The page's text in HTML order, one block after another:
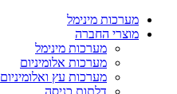
לתוכן
מערכות מינימל
מוצרי החברה
מערכות מינימל
מערכות אלומיניום
מערכות עץ ואלומיניום
דלתות כניסה